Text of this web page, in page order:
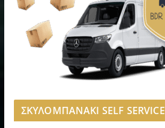
ΣΚΥΛΟΜΠΑΝΑΚΙ SELF SERVICE